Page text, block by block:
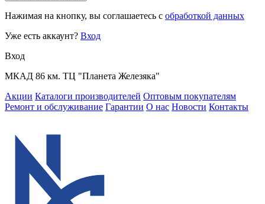
Нажимая на кнопку, вы соглашаетесь с обработкой данных
Уже есть аккаунт? Вход
Вход
МКАД 86 км. ТЦ "Планета Железяка"
Акции Каталоги производителей Оптовым покупателям
Ремонт и обслуживание Гарантии О нас Новости Контакты